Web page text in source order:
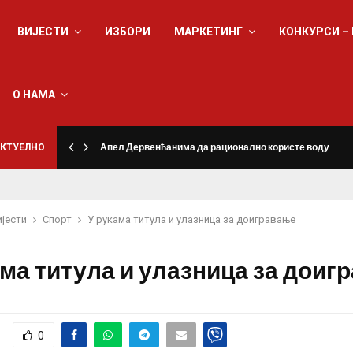
ВИЈЕСТИ ИЗБОРИ МАРКЕТИНГ КОНКУРСИ
О НАМА
Апел Дервенћанима да рационално користе воду
Спорт У рукама титула и улазница за доигравање
титула и улазница за
0